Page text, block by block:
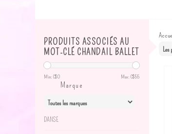
PRODUITS ASSOCIÉS AU
MOT-CLÉ CHANDAIL BALLET
Min: C$0 Max: C$55
Marque
DANSE